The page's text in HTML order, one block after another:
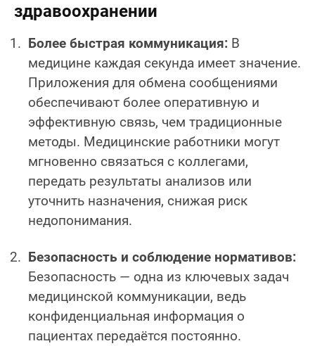
здравоохранении
Более быстрая коммуникация: В
медицине каждая секунда имеет значение.
Приложения для обмена сообщениями
обеспечивают более оперативную и
эффективную связь, чем традиционные
методы. Медицинские работники могут
мгновенно связаться с коллегами,
передать результаты анализов или
уточнить назначения, снижая риск
недопонимания.
Безопасность и соблюдение нормативов:
Безопасность — одна из ключевых задач
медицинской коммуникации, ведь
конфиденциальная информация о
пациентах передаётся постоянно.